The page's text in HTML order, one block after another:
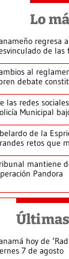
Lo
regresa
de las
al
debate
las redes
Municipal
de la
retos que
mantiene
Pandora
hoy de
7 de agosto